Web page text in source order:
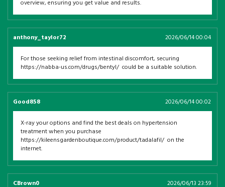
overview, ensuring you get value and results.
anthony_taylor72 2026/06/14 00:04
For those seeking relief from intestinal discomfort, securing
https://nabba-us.com/drugs/bentyl/ could be a suitable solution.
Good858 2026/06/14 00:02
X-ray your options and find the best deals on hypertension
treatment when you purchase
https://kileensgardenboutique.com/product/tadalafil/ on the
internet.
CBrown0 2026/06/13 23:59